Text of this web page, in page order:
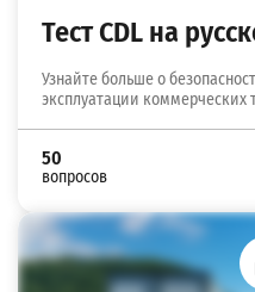
Тест CDL на
Узнайте больше о
эксплуатации коммерческих
50
вопросов